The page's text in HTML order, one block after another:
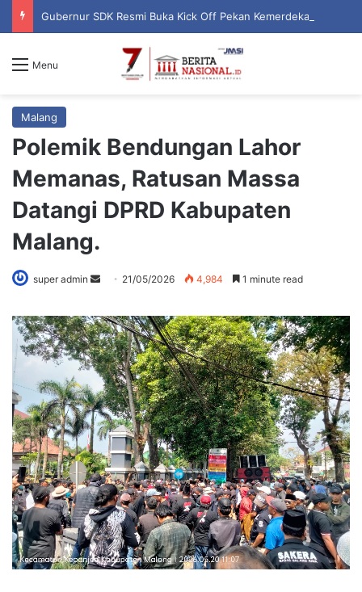
Menu
Malang
Polemik Bendungan Lahor
Memanas, Ratusan Massa
Datangi DPRD Kabupaten
Malang.
super admin
n
d
a
n
e
m
a
i
l
21/05/2026 4,984 1 minute read